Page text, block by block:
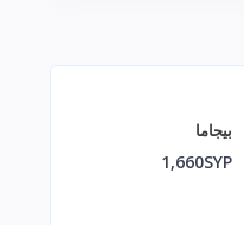
بيجاما
1,660SYP